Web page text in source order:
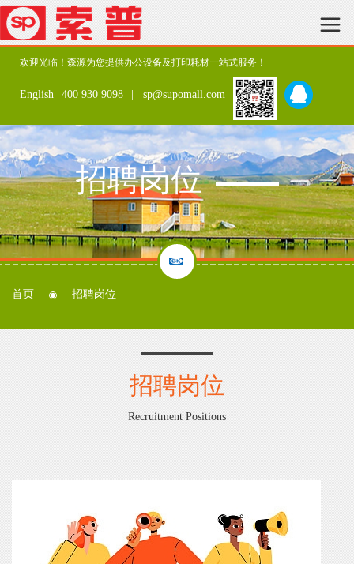
欢迎光临！森源为您提供办公设备及打印耗材一站式服务！
English 400 930 9098 | sp@supomall.com
招聘岗位
首页 招聘岗位
招聘岗位
Recruitment Positions